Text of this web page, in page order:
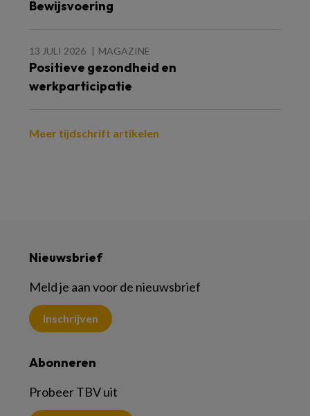
Bewijsvoering
13 JULI 2026 MAGAZINE
Positieve gezondheid en
werkparticipatie
Meer tijdschrift artikelen
Nieuwsbrief
Meld je aan voor de nieuwsbrief
Inschrijven
Abonneren
Probeer TBV uit